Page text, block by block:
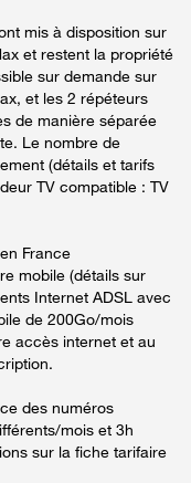
mis à disposition sur
et restent la propriété
sur demande sur
et les 2 répéteurs
de manière séparée
Le nombre de
(détails et tarifs
TV compatible : TV
France
mobile (détails sur
Internet ADSL avec
de 200Go/mois
accès internet et au
des numéros
mois et 3h
sur la fiche tarifaire